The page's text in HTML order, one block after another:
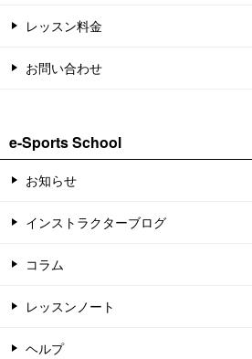
レッスン料金
お問い合わせ
e-Sports School
お知らせ
インストラクターブログ
コラム
レッスンノート
ヘルプ